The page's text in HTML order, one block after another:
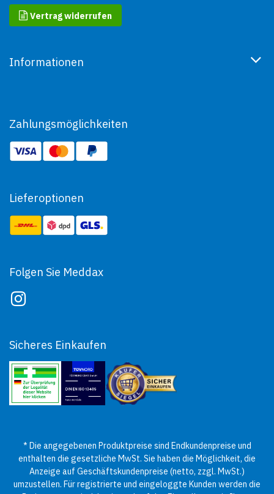
Vertrag widerrufen
Informationen
Zahlungsmöglichkeiten
Lieferoptionen
Folgen Sie Meddax
Sicheres Einkaufen
* Die angegebenen Produktpreise sind Endkundenpreise und
enthalten die gesetzliche MwSt. Sie haben die Möglichkeit, die
Anzeige auf Geschäftskundenpreise (netto, zzgl. MwSt.)
umzustellen. Für registrierte und eingeloggte Kunden werden die